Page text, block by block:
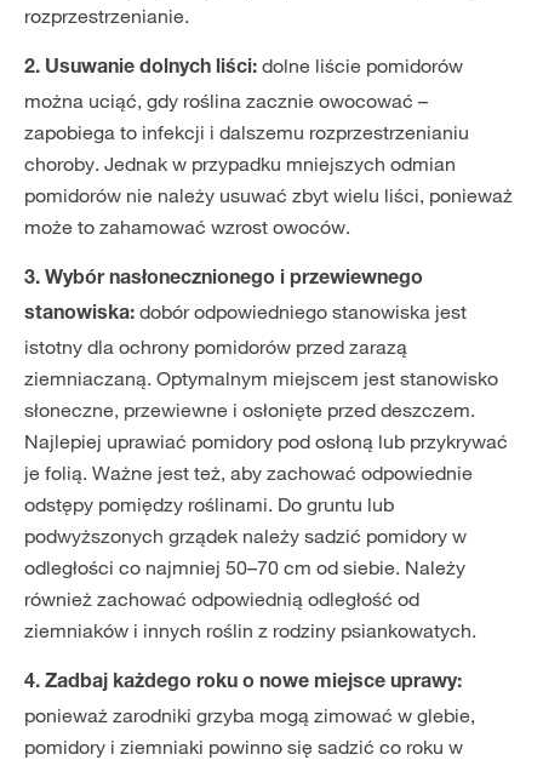
rozprzestrzenianie.
2. Usuwanie dolnych liści: dolne liście pomidorów
można uciąć, gdy roślina zacznie owocować –
zapobiega to infekcji i dalszemu rozprzestrzenianiu
choroby. Jednak w przypadku mniejszych odmian
pomidorów nie należy usuwać zbyt wielu liści, ponieważ
może to zahamować wzrost owoców.
3. Wybór nasłonecznionego i przewiewnego
stanowiska: dobór odpowiedniego stanowiska jest
istotny dla ochrony pomidorów przed zarazą
ziemniaczaną. Optymalnym miejscem jest stanowisko
słoneczne, przewiewne i osłonięte przed deszczem.
Najlepiej uprawiać pomidory pod osłoną lub przykrywać
je folią. Ważne jest też, aby zachować odpowiednie
odstępy pomiędzy roślinami. Do gruntu lub
podwyższonych grządek należy sadzić pomidory w
odległości co najmniej 50–70 cm od siebie. Należy
również zachować odpowiednią odległość od
ziemniaków i innych roślin z rodziny psiankowatych.
4. Zadbaj każdego roku o nowe miejsce uprawy:
ponieważ zarodniki grzyba mogą zimować w glebie,
pomidory i ziemniaki powinno się sadzić co roku w